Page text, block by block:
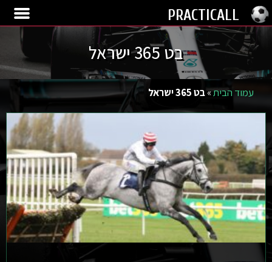
PRACTICALL
בט 365 ישראל
עמוד הבית»בט 365 ישראל